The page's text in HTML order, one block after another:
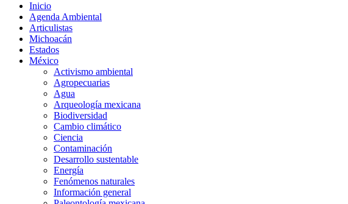
Inicio
Agenda Ambiental
Articulistas
Michoacán
Estados
México
Activismo ambiental
Agropecuarias
Agua
Arqueología mexicana
Biodiversidad
Cambio climático
Ciencia
Contaminación
Desarrollo sustentable
Energía
Fenómenos naturales
Información general